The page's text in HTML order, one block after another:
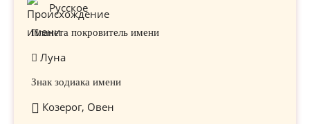
Русское
Планета покровитель имени
Луна
Знак зодиака имени
Козерог, Овен